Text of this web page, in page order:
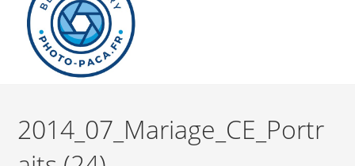
2014_07_Mariage_CE_Portr